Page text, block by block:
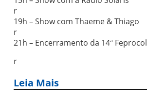
r
19h – Show com Thaeme & Thiago
r
21h – Encerramento da 14ª Feprocol
r
Leia Mais